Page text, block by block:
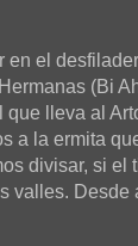
en el
(Bi
lleva al
a la ermita
divisar, si el
valles. Desde